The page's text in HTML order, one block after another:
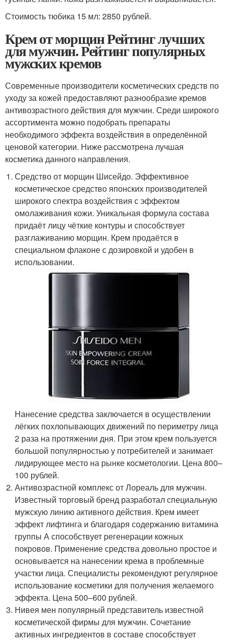
Стоимость тюбика 15 мл: 2850 рублей.
Крем от морщин Рейтинг лучших
для мужчин. Рейтинг популярных
мужских кремов
Современные производители косметических средств по
уходу за кожей предоставляют разнообразие кремов
антивозрастного действия для мужчин. Среди широкого
ассортимента можно подобрать препараты
необходимого эффекта воздействия в определённой
ценовой категории. Ниже рассмотрена лучшая
косметика данного направления.
Средство от морщин Шисейдо. Эффективное
косметическое средство японских производителей
широкого спектра воздействия с эффектом
омолаживания кожи. Уникальная формула состава
придаёт лицу чёткие контуры и способствует
разглаживанию морщин. Крем продаётся в
специальном флаконе с дозировкой и удобен в
использовании.
Нанесение средства заключается в осуществлении
лёгких похлопывающих движений по периметру лица
2 раза на протяжении дня. При этом крем пользуется
большой популярностью у потребителей и занимает
лидирующее место на рынке косметологии. Цена 800–
100 рублей.
Антивозрастной комплекс от Лореаль для мужчин.
Известный торговый бренд разработал специальную
мужскую линию активного действия. Крем имеет
эффект лифтинга и благодаря содержанию витамина
группы А способствует регенерации кожных
покровов. Применение средства довольно простое и
основывается на нанесении крема в проблемные
участки лица. Специалисты рекомендуют регулярное
использование косметики для получения желаемого
эффекта. Цена 500–600 рублей.
Нивея мен популярный представитель известной
косметической фирмы для мужчин. Сочетание
активных ингредиентов в составе способствует